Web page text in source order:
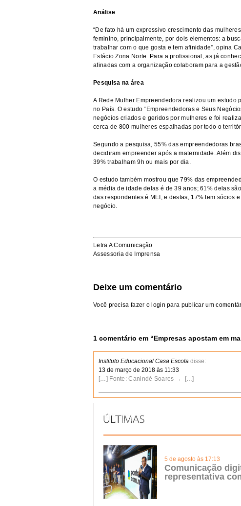
Análise
“De fato há um expressivo crescimento das
feminino, principalmente, por dois elementos: a
trabalhar com o que gosta e tem afinidade”, opina
Estácio Zona Norte. Para a profissional, as já
afinadas com a organização colaboram para a
Pesquisa na área
A Rede Mulher Empreendedora realizou um
no País. O estudo “Empreendedoras e Seus
negócios criados e geridos por mulheres e foi
cerca de 800 mulheres espalhadas por todo o
Segundo a pesquisa, 55% das empreendedoras
decidiram empreender após a maternidade. Além
39% trabalham 9h ou mais por dia.
O estudo também mostrou que 79% das
a média de idade delas é de 39 anos; 61% delas
das respondentes é MEI, e destas, 17% tem sócios
negócio.
Letra A Comunicação
Assessoria de Imprensa
Deixe um comentário
Você precisa fazer o login para publicar um
1 comentário em “Empresas apostam em
Instituto Educacional Casa Escola disse:
13 de março de 2018 às 11:33
[…] Fonte: Canindé Soares → […]
5 de agosto às 17:13
Comunicação
representativa